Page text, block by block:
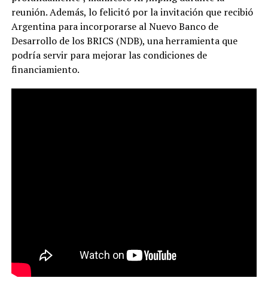
reunión. Además, lo felicitó por la invitación que recibió
Argentina para incorporarse al Nuevo Banco de
Desarrollo de los BRICS (NDB), una herramienta que
podría servir para mejorar las condiciones de
financiamiento.